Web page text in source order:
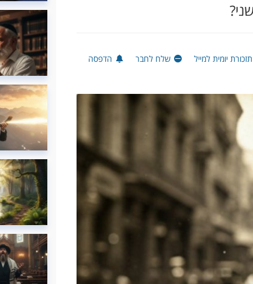
תזכורת יומית למייל שלח לחבר הדפסה